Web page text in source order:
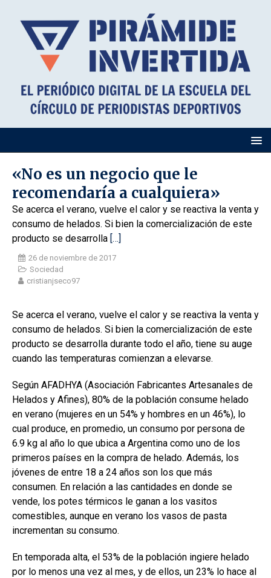
«No es un negocio que le
recomendaría a cualquiera»
Se acerca el verano, vuelve el calor y se reactiva la venta y
consumo de helados. Si bien la comercialización de este
producto se desarrolla […]
26 de noviembre de 2017
Sociedad
cristianjseco97
Se acerca el verano, vuelve el calor y se reactiva la venta y
consumo de helados. Si bien la comercialización de este
producto se desarrolla durante todo el año, tiene su auge
cuando las temperaturas comienzan a elevarse.
Según AFADHYA (Asociación Fabricantes Artesanales de
Helados y Afines), 80% de la población consume helado
en verano (mujeres en un 54% y hombres en un 46%), lo
cual produce, en promedio, un consumo por persona de
6.9 kg al año lo que ubica a Argentina como uno de los
primeros países en la compra de helado. Además, los
jóvenes de entre 18 a 24 años son los que más
consumen. En relación a las cantidades en donde se
vende, los potes térmicos le ganan a los vasitos
comestibles, aunque en verano los vasos de pasta
incrementan su consumo.
En temporada alta, el 53% de la población ingiere helado
por lo menos una vez al mes, y de ellos, un 23% lo hace al